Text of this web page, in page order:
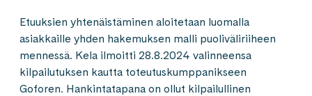
Etuuksien yhtenäistäminen aloitetaan luomalla
asiakkaille yhden hakemuksen malli puoliväliriiheen
mennessä. Kela ilmoitti 28.8.2024 valinneensa
kilpailutuksen kautta toteutuskumppanikseen
Goforen. Hankintatapana on ollut kilpailullinen